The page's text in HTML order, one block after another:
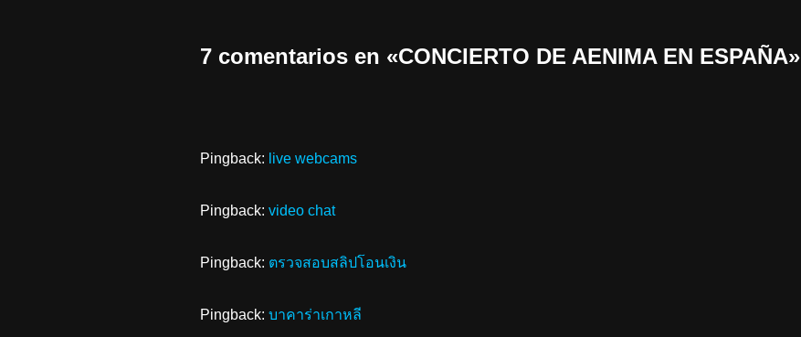
7 comentarios en «CONCIERTO DE AENIMA EN ESPAÑA»
Pingback: live webcams
Pingback: video chat
Pingback: ตรวจสอบสลิปโอนเงิน
Pingback: บาคาร่าเกาหลี